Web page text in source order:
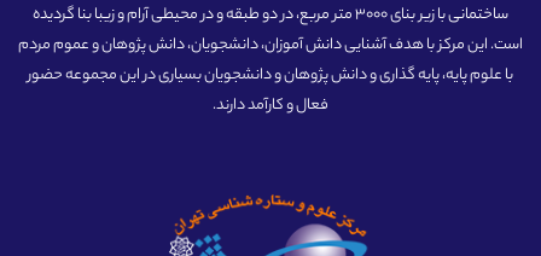
ساختمانی با زیر بنای 3000 متر مربع، در دو طبقه و در محیطی آرام و زیبا بنا گردیده
است. این مرکز با هدف آشنایی دانش آموزان، دانشجویان، دانش پژوهان و عموم مردم
با علوم پایه، پایه گذاری و دانش پژوهان و دانشجویان بسیاری در این مجموعه حضور
فعال و کارآمد دارند.